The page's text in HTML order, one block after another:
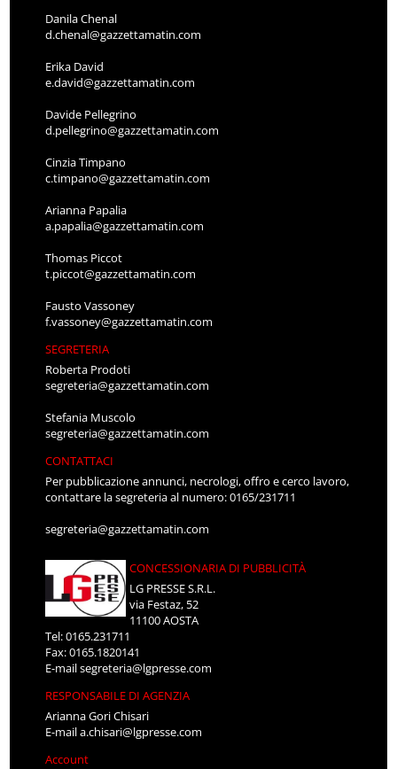
Danila Chenal
d.chenal@gazzettamatin.com
Erika David
e.david@gazzettamatin.com
Davide Pellegrino
d.pellegrino@gazzettamatin.com
Cinzia Timpano
c.timpano@gazzettamatin.com
Arianna Papalia
a.papalia@gazzettamatin.com
Thomas Piccot
t.piccot@gazzettamatin.com
Fausto Vassoney
f.vassoney@gazzettamatin.com
SEGRETERIA
Roberta Prodoti
segreteria@gazzettamatin.com
Stefania Muscolo
segreteria@gazzettamatin.com
CONTATTACI
Per pubblicazione annunci, necrologi, offro e cerco lavoro,
contattare la segreteria al numero: 0165/231711
segreteria@gazzettamatin.com
CONCESSIONARIA DI PUBBLICITÀ
LG PRESSE S.R.L.
via Festaz, 52
11100 AOSTA
Tel: 0165.231711
Fax: 0165.1820141
E-mailsegreteria@lgpresse.com
RESPONSABILE DI AGENZIA
Arianna Gori Chisari
E-maila.chisari@lgpresse.com
Account